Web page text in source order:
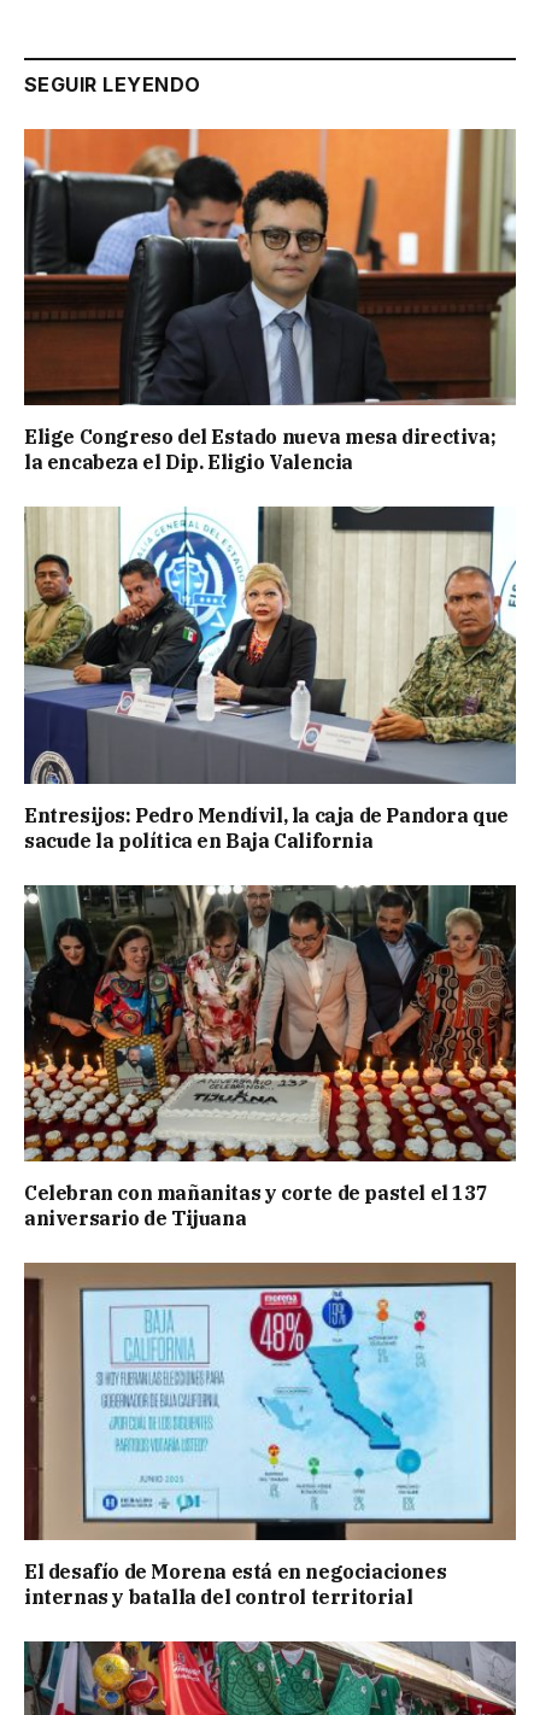
SEGUIR LEYENDO
Elige Congreso del Estado nueva mesa directiva;
la encabeza el Dip. Eligio Valencia
Entresijos: Pedro Mendívil, la caja de Pandora que
sacude la política en Baja California
Celebran con mañanitas y corte de pastel el 137
aniversario de Tijuana
El desafío de Morena está en negociaciones
internas y batalla del control territorial